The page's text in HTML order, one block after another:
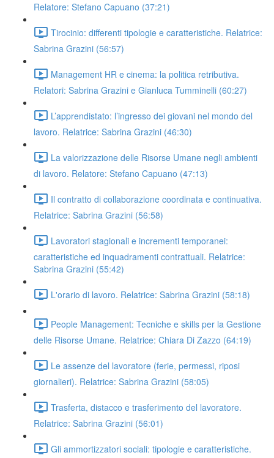
Relatore: Stefano Capuano (37:21)
Tirocinio: differenti tipologie e caratteristiche. Relatrice:
Sabrina Grazini (56:57)
Management HR e cinema: la politica retributiva.
Relatori: Sabrina Grazini e Gianluca Tumminelli (60:27)
L’apprendistato: l’ingresso dei giovani nel mondo del
lavoro. Relatrice: Sabrina Grazini (46:30)
La valorizzazione delle Risorse Umane negli ambienti
di lavoro. Relatore: Stefano Capuano (47:13)
Il contratto di collaborazione coordinata e continuativa.
Relatrice: Sabrina Grazini (56:58)
Lavoratori stagionali e incrementi temporanei:
caratteristiche ed inquadramenti contrattuali. Relatrice:
Sabrina Grazini (55:42)
L'orario di lavoro. Relatrice: Sabrina Grazini (58:18)
People Management: Tecniche e skills per la Gestione
delle Risorse Umane. Relatrice: Chiara Di Zazzo (64:19)
Le assenze del lavoratore (ferie, permessi, riposi
giornalieri). Relatrice: Sabrina Grazini (58:05)
Trasferta, distacco e trasferimento del lavoratore.
Relatrice: Sabrina Grazini (56:01)
Gli ammortizzatori sociali: tipologie e caratteristiche.